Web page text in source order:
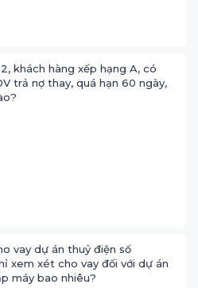
khách hàng xếp hạng A, có
trả nợ thay, quá hạn 60 ngày,
vay dự án thuỷ điện số
xem xét cho vay đối với dự án
máy bao nhiêu?